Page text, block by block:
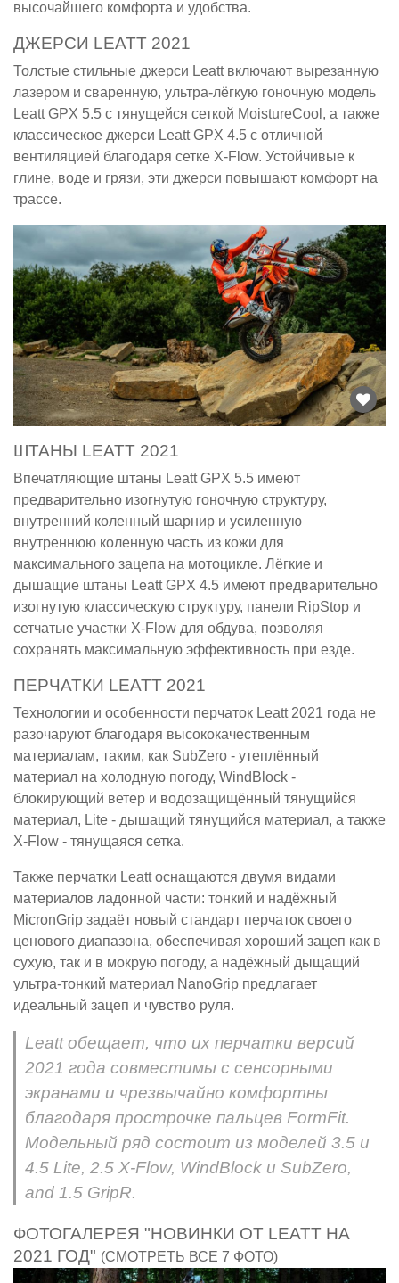
высочайшего комфорта и удобства.
ДЖЕРСИ LEATT 2021
Толстые стильные джерси Leatt включают вырезанную
лазером и сваренную, ультра-лёгкую гоночную модель
Leatt GPX 5.5 с тянущейся сеткой MoistureCool, а также
классическое джерси Leatt GPX 4.5 с отличной
вентиляцией благодаря сетке X-Flow. Устойчивые к
глине, воде и грязи, эти джерси повышают комфорт на
трассе.
ШТАНЫ LEATT 2021
Впечатляющие штаны Leatt GPX 5.5 имеют
предварительно изогнутую гоночную структуру,
внутренний коленный шарнир и усиленную
внутреннюю коленную часть из кожи для
максимального зацепа на мотоцикле. Лёгкие и
дышащие штаны Leatt GPX 4.5 имеют предварительно
изогнутую классическую структуру, панели RipStop и
сетчатые участки X-Flow для обдува, позволяя
сохранять максимальную эффективность при езде.
ПЕРЧАТКИ LEATT 2021
Технологии и особенности перчаток Leatt 2021 года не
разочаруют благодаря высококачественным
материалам, таким, как SubZero - утеплённый
материал на холодную погоду, WindBlock -
блокирующий ветер и водозащищённый тянущийся
материал, Lite - дышащий тянущийся материал, а также
X-Flow - тянущаяся сетка.
Также перчатки Leatt оснащаются двумя видами
материалов ладонной части: тонкий и надёжный
MicronGrip задаёт новый стандарт перчаток своего
ценового диапазона, обеспечивая хороший зацеп как в
сухую, так и в мокрую погоду, а надёжный дыщащий
ультра-тонкий материал NanoGrip предлагает
идеальный зацеп и чувство руля.
Leatt обещает, что их перчатки версий
2021 года совместимы с сенсорными
экранами и чрезвычайно комфортны
благодаря прострочке пальцев FormFit.
Модельный ряд состоит из моделей 3.5 и
4.5 Lite, 2.5 X-Flow, WindBlock и SubZero,
and 1.5 GripR.
ФОТОГАЛЕРЕЯ "НОВИНКИ ОТ LEATT НА
2021 ГОД" (СМОТРЕТЬ ВСЕ 7 ФОТО)